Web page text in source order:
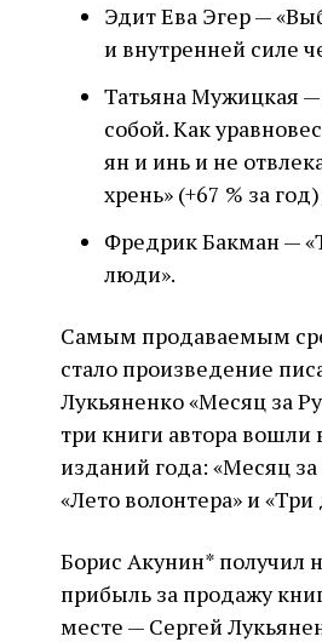
Эдит Ева Эгер —
и внутренней силе
Татьяна Мужицкая
собой. Как
ян и инь и не
хрень» (+67 % за
Фредрик Бакман —
люди».
Самым продаваемым
стало произведение
Лукьяненко «Месяц за
три книги автора вошли
изданий года: «Месяц
«Лето волонтера» и
Борис Акунин* получил
прибыль за продажу
месте — Сергей